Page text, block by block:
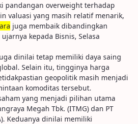
pandangan overweight terhadap
valuasi yang masih relatif menarik,
juga membaik dibandingkan
kepada Bisnis, Selasa
dinilai tetap memiliki daya saing
Selain itu, tingginya harga
geopolitik masih menjadi
komoditas tersebut.
yang menjadi pilihan utama
Megah Tbk. (ITMG) dan PT
Keduanya dinilai memiliki